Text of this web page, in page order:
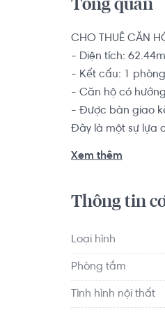
Tổng quan
CHO THUÊ CĂN
- Diện tích:
- Kết cấu: 1
- Căn hộ có
- Được bàn giao
Đây là một sự lựa
dự án căn hộ
trội tiêu chuẩn
City một phong
mát" ngay giữa
Xem thêm
Thông tin
Loại hình
Phòng tắm
Tình hình nội thất